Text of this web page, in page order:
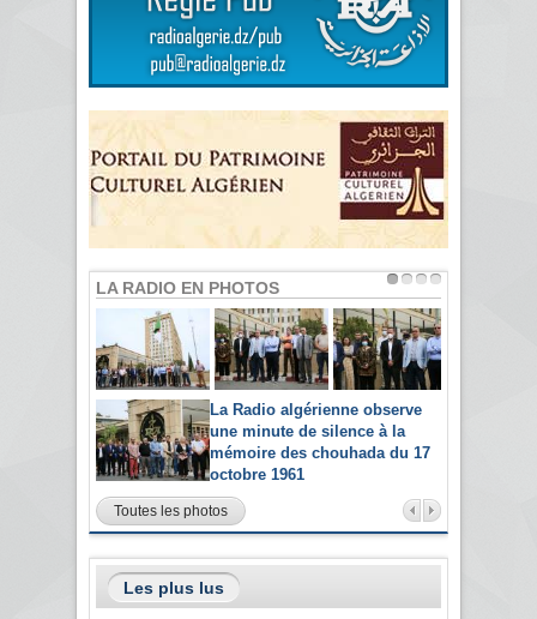
LA RADIO EN PHOTOS
La Radio algérienne observe
une minute de silence à la
mémoire des chouhada du 17
octobre 1961
Toutes les photos
Les plus lus